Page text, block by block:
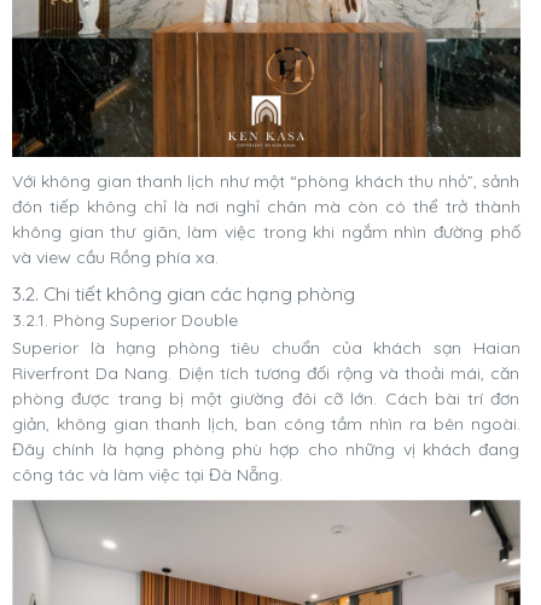
Với không gian thanh lịch như một “phòng khách thu nhỏ”, sảnh
đón tiếp không chỉ là nơi nghỉ chân mà còn có thể trở thành
không gian thư giãn, làm việc trong khi ngắm nhìn đường phố
và view cầu Rồng phía xa.
3.2. Chi tiết không gian các hạng phòng
3.2.1. Phòng Superior Double
Superior là hạng phòng tiêu chuẩn của khách sạn Haian
Riverfront Da Nang. Diện tích tương đối rộng và thoải mái, căn
phòng được trang bị một giường đôi cỡ lớn. Cách bài trí đơn
giản, không gian thanh lịch, ban công tầm nhìn ra bên ngoài.
Đây chính là hạng phòng phù hợp cho những vị khách đang
công tác và làm việc tại Đà Nẵng.